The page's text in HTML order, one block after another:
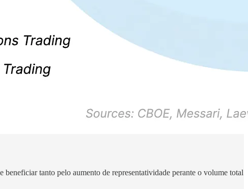
tanto pelo aumento de representatividade perante o volume total